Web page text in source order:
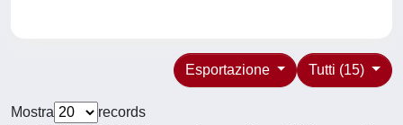
Tutti (15)
Esportazione
Mostra
records